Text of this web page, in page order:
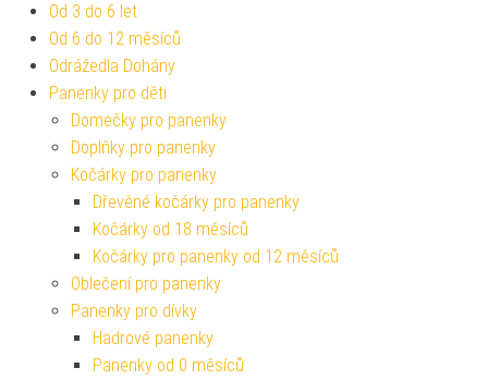
Od 3 do 6 let
Od 6 do 12 měsíců
Odrážedla Dohány
Panenky pro děti
Domečky pro panenky
Doplňky pro panenky
Kočárky pro panenky
Dřevěné kočárky pro panenky
Kočárky od 18 měsíců
Kočárky pro panenky od 12 měsíců
Oblečení pro panenky
Panenky pro dívky
Hadrové panenky
Panenky od 0 měsíců